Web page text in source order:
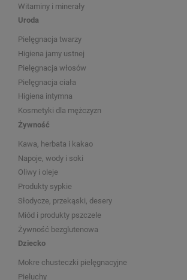
Witaminy i minerały
Uroda
Pielęgnacja twarzy
Higiena jamy ustnej
Pielęgnacja włosów
Pielęgnacja ciała
Higiena intymna
Kosmetyki dla mężczyzn
Żywność
Kawa, herbata i kakao
Napoje, wody i soki
Oliwy i oleje
Produkty sypkie
Słodycze, przekąski, desery
Miód i produkty pszczele
Żywność bezglutenowa
Dziecko
Mokre chusteczki pielęgnacyjne
Pieluchy